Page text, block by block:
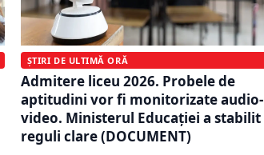
ȘTIRI DE ULTIMĂ ORĂ
Admitere liceu 2026. Probele de
aptitudini vor fi monitorizate audio-
video. Ministerul Educației a stabilit
reguli clare (DOCUMENT)